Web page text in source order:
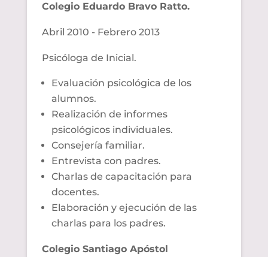
Colegio Eduardo Bravo Ratto.
Abril 2010​ - Febrero 2013
Psicóloga de Inicial.
Evaluación psicológica de los
alumnos.
Realización de informes
psicológicos individuales.
Consejería familiar.
Entrevista con padres.
Charlas de capacitación para
docentes.
Elaboración y ejecución de las
charlas para los padres.
Colegio Santiago Apóstol